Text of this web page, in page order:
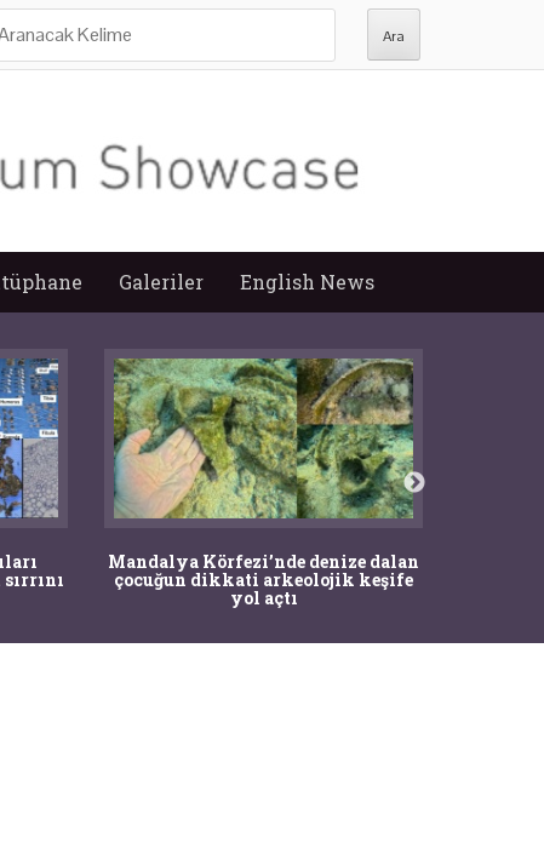
Galeriler English News
Mandalya Körfezi’nde denize dalan
çocuğun dikkati arkeolojik keşife
yol açtı